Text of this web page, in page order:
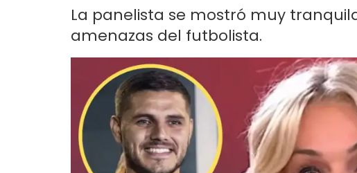
La panelista se mostró muy
amenazas del futbolista.